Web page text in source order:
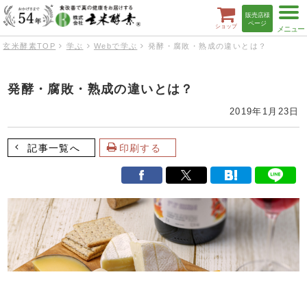
t
o
g
g
g
ショップ
販売店様
ページ
玄米酵素TOP 学ぶ Webで学ぶ 発酵・腐敗・熟成の違いとは？
発酵・腐敗・熟成の違いとは？
2019年1月23日
記事一覧へ 印刷する